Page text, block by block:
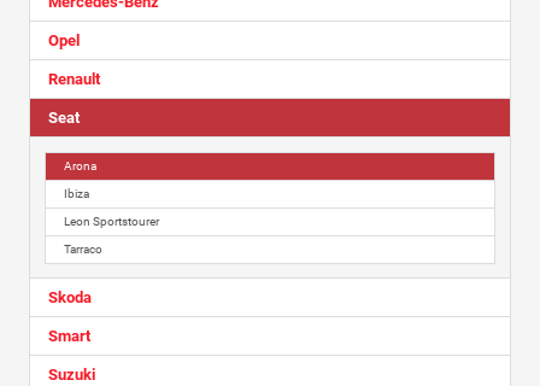
Opel
Renault
Seat
Arona
Ibiza
Leon Sportstourer
Tarraco
Skoda
Smart
Suzuki